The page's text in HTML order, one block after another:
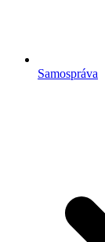
Samospráva